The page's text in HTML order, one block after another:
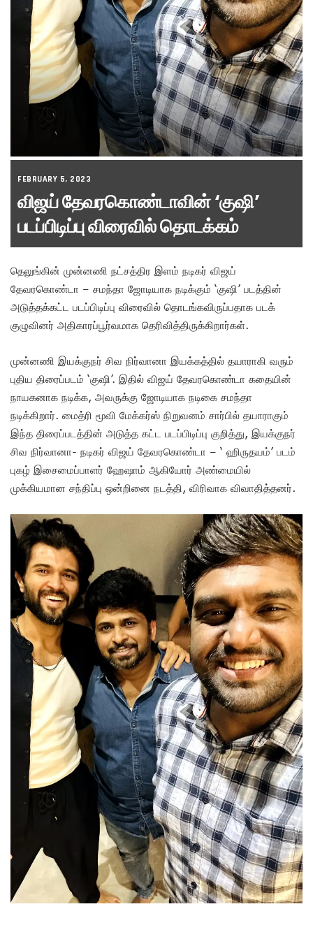
FEBRUARY 5, 2023
விஜய் தேவரகொண்டாவின் ‘குஷி’
படப்பிடிப்பு விரைவில் தொடக்கம்
தெலுங்கின் முன்னணி நட்சத்திர இளம் நடிகர் விஜய்
தேவரகொண்டா – சமந்தா ஜோடியாக நடிக்கும் ‘குஷி’ படத்தின்
அடுத்தக்கட்ட படப்பிடிப்பு விரைவில் தொடங்கவிருப்பதாக படக்
குழுவினர் அதிகாரப்பூர்வமாக தெரிவித்திருக்கிறார்கள்.
முன்னணி இயக்குநர் சிவ நிர்வானா இயக்கத்தில் தயாராகி வரும்
புதிய திரைப்படம் ‘குஷி’. இதில் விஜய் தேவரகொண்டா கதையின்
நாயகனாக நடிக்க, அவருக்கு ஜோடியாக நடிகை சமந்தா
நடிக்கிறார். மைத்ரி மூவி மேக்கர்ஸ் நிறுவனம் சார்பில் தயாராகும்
இந்த திரைப்படத்தின் அடுத்த கட்ட படப்பிடிப்பு குறித்து, இயக்குநர்
சிவ நிர்வானா- நடிகர் விஜய் தேவரகொண்டா – ‘ ஹிருதயம்’ படம்
புகழ் இசைமைப்பாளர் ஹேஷாம் ஆகியோர் அண்மையில்
முக்கியமான சந்திப்பு ஒன்றினை நடத்தி, விரிவாக விவாதித்தனர்.